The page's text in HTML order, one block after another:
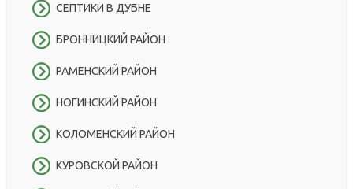
СЕПТИКИ В ДУБНЕ
БРОННИЦКИЙ РАЙОН
РАМЕНСКИЙ РАЙОН
НОГИНСКИЙ РАЙОН
КОЛОМЕНСКИЙ РАЙОН
КУРОВСКОЙ РАЙОН